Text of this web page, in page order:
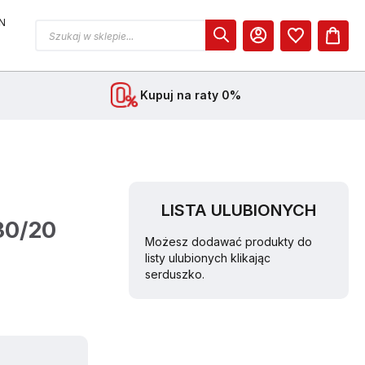
MOJE KONTO
Kupuj na raty 0%
20
LISTA ULUBIONYCH
Możesz dodawać produkty do
listy ulubionych klikając
serduszko.